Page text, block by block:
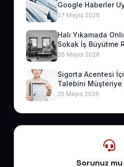
Google Haberler
Geliri
27 Mayıs 2026
Halı Yıkamada
Sokak İş Büyütme
26 Mayıs 2026
Sigorta Acentesi
Talebini Müşteriye
25 Mayıs 2026
Sorunuz